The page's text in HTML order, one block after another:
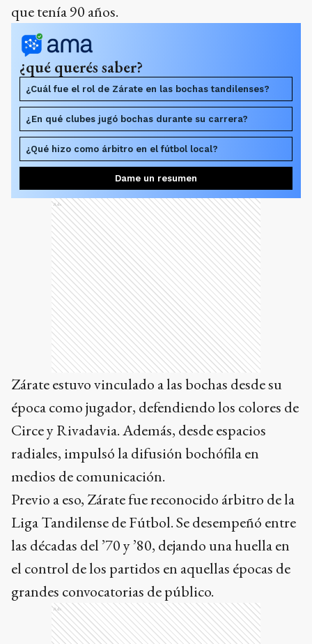
que tenía 90 años.
¿qué querés saber?
¿Cuál fue el rol de Zárate en las bochas tandilenses?
¿En qué clubes jugó bochas durante su carrera?
¿Qué hizo como árbitro en el fútbol local?
Dame un resumen
Ads
Zárate estuvo vinculado a las bochas desde su
época como jugador, defendiendo los colores de
Circe y Rivadavia. Además, desde espacios
radiales, impulsó la difusión bochófila en
medios de comunicación.
Previo a eso, Zárate fue reconocido árbitro de la
Liga Tandilense de Fútbol. Se desempeñó entre
las décadas del ’70 y ’80, dejando una huella en
el control de los partidos en aquellas épocas de
grandes convocatorias de público.
Ads